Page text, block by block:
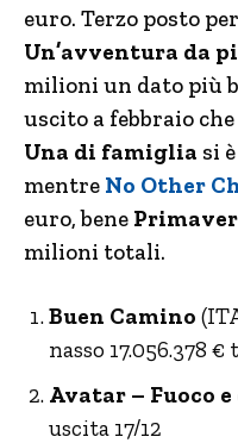
euro. Terzo posto per
Un’avventura da
milioni un dato più
uscito a febbraio
Una di famiglia si
mentre No Other
euro, bene
milioni totali.
Buen Camino
nasso 17.056.378 €
Avatar – Fuoco e
uscita 17/12